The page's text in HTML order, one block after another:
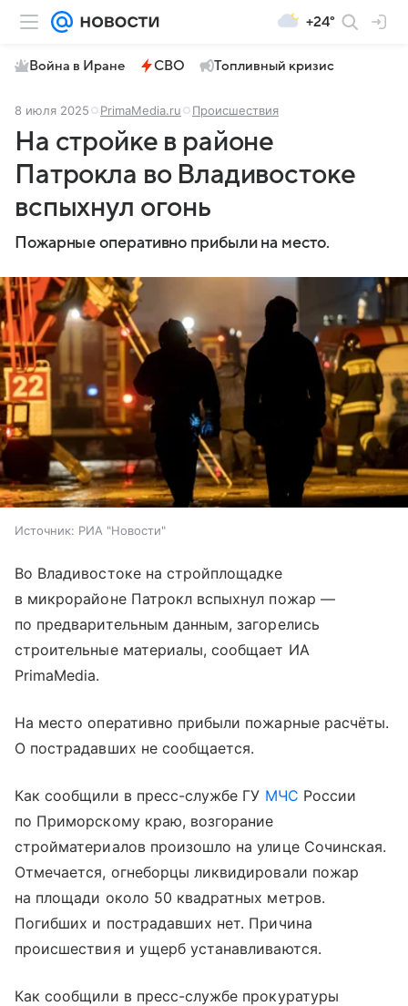
+24°
Война в Иране СВО Топливный кризис
8 июля 2025 PrimaMedia.ru Происшествия
На стройке в районе
Патрокла во Владивостоке
вспыхнул огонь
Пожарные оперативно прибыли на место.
Источник: РИА "Новости"
Во Владивостоке на стройплощадке
в микрорайоне Патрокл вспыхнул пожар —
по предварительным данным, загорелись
строительные материалы, сообщает ИА
PrimaMedia.
На место оперативно прибыли пожарные расчёты.
О пострадавших не сообщается.
Как сообщили в пресс-службе ГУ МЧС России
по Приморскому краю, возгорание
стройматериалов произошло на улице Сочинская.
Отмечается, огнеборцы ликвидировали пожар
на площади около 50 квадратных метров.
Погибших и пострадавших нет. Причина
происшествия и ущерб устанавливаются.
Как сообщили в пресс-службе прокуратуры